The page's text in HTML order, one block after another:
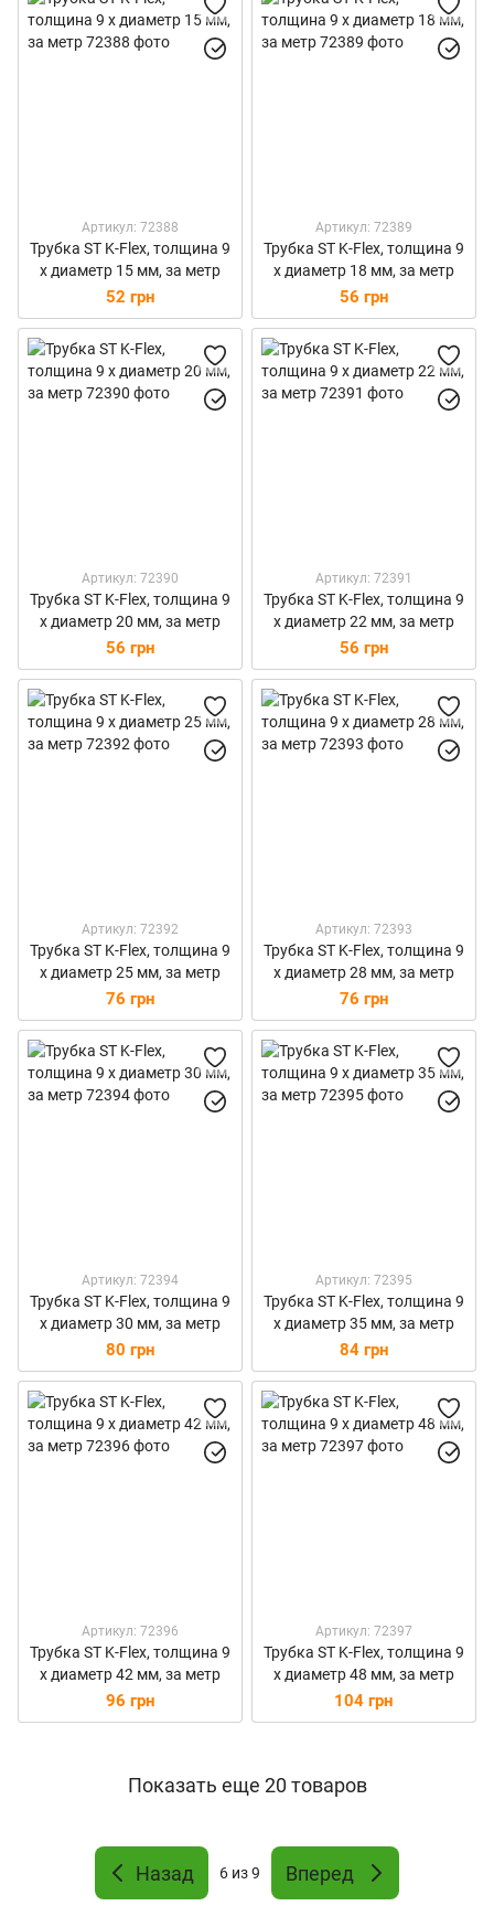
Артикул: 72388
Трубка ST K-Flex, толщина 9
х диаметр 15 мм, за метр
52 грн
Артикул: 72389
Трубка ST K-Flex, толщина 9
х диаметр 18 мм, за метр
56 грн
Артикул: 72390
Трубка ST K-Flex, толщина 9
х диаметр 20 мм, за метр
56 грн
Артикул: 72391
Трубка ST K-Flex, толщина 9
х диаметр 22 мм, за метр
56 грн
Артикул: 72392
Трубка ST K-Flex, толщина 9
х диаметр 25 мм, за метр
76 грн
Артикул: 72393
Трубка ST K-Flex, толщина 9
х диаметр 28 мм, за метр
76 грн
Артикул: 72394
Трубка ST K-Flex, толщина 9
х диаметр 30 мм, за метр
80 грн
Артикул: 72395
Трубка ST K-Flex, толщина 9
х диаметр 35 мм, за метр
84 грн
Артикул: 72396
Трубка ST K-Flex, толщина 9
х диаметр 42 мм, за метр
96 грн
Артикул: 72397
Трубка ST K-Flex, толщина 9
х диаметр 48 мм, за метр
104 грн
Показать еще 20 товаров
Назад 6 из 9 Вперед